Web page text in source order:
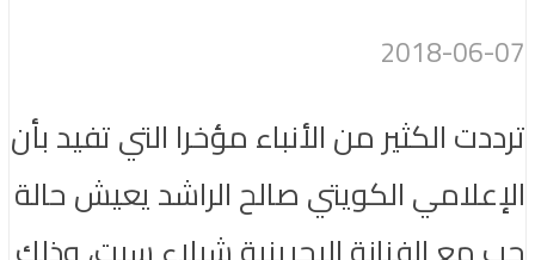
2018-06-07
ترددت الكثير من الأنباء مؤخرا التي تفيد بأن
الإعلامي الكويتي صالح الراشد يعيش حالة